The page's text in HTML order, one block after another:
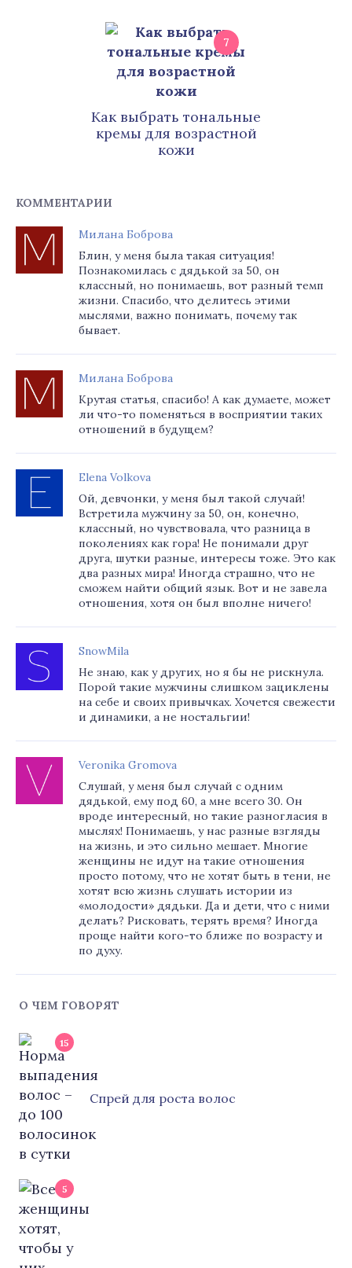
7
Как выбрать тональные
кремы для возрастной
кожи
КОММЕНТАРИИ
Милана Боброва
Блин, у меня была такая ситуация!
Познакомилась с дядькой за 50, он
классный, но понимаешь, вот разный темп
жизни. Спасибо, что делитесь этими
мыслями, важно понимать, почему так
бывает.
Милана Боброва
Крутая статья, спасибо! А как думаете, может
ли что-то поменяться в восприятии таких
отношений в будущем?
Elena Volkova
Ой, девчонки, у меня был такой случай!
Встретила мужчину за 50, он, конечно,
классный, но чувствовала, что разница в
поколениях как гора! Не понимали друг
друга, шутки разные, интересы тоже. Это как
два разных мира! Иногда страшно, что не
сможем найти общий язык. Вот и не завела
отношения, хотя он был вполне ничего!
SnowMila
Не знаю, как у других, но я бы не рискнула.
Порой такие мужчины слишком зациклены
на себе и своих привычках. Хочется свежести
и динамики, а не ностальгии!
Veronika Gromova
Слушай, у меня был случай с одним
дядькой, ему под 60, а мне всего 30. Он
вроде интересный, но такие разногласия в
мыслях! Понимаешь, у нас разные взгляды
на жизнь, и это сильно мешает. Многие
женщины не идут на такие отношения
просто потому, что не хотят быть в тени, не
хотят всю жизнь слушать истории из
«молодости» дядьки. Да и дети, что с ними
делать? Рисковать, терять время? Иногда
проще найти кого-то ближе по возрасту и
по духу.
О ЧЕМ ГОВОРЯТ
15
Cпрей для роста волос
5